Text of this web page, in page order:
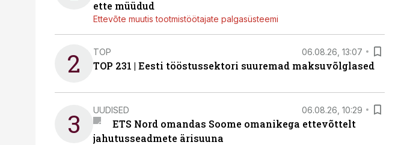
ette müüdud
Ettevõte muutis tootmistöötajate palgasüsteemi
2 TOP 06.08.26, 13:07
TOP 231 | Eesti tööstussektori suuremad maksuvõlglased
3 UUDISED 06.08.26, 10:29
ETS Nord omandas Soome omanikega ettevõttelt
jahutusseadmete ärisuuna